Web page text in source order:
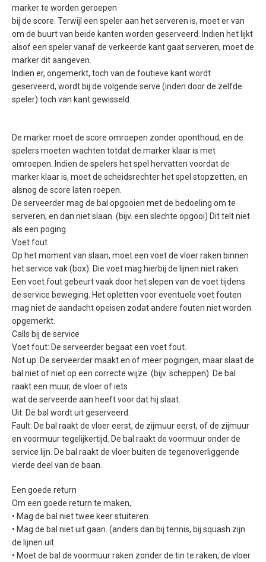
marker te worden geroepen
bij de score. Terwijl een speler aan het serveren is, moet er van
om de buurt van beide kanten worden geserveerd. Indien het lijkt
alsof een speler vanaf de verkeerde kant gaat serveren, moet de
marker dit aangeven.
Indien er, ongemerkt, toch van de foutieve kant wordt
geserveerd, wordt bij de volgende serve (inden door de zelfde
speler) toch van kant gewisseld.
De marker moet de score omroepen zonder oponthoud, en de
spelers moeten wachten totdat de marker klaar is met
omroepen. Indien de spelers het spel hervatten voordat de
marker klaar is, moet de scheidsrechter het spel stopzetten, en
alsnog de score laten roepen.
De serveerder mag de bal opgooien met de bedoeling om te
serveren, en dan niet slaan. (bijv. een slechte opgooi) Dit telt niet
als een poging.
Voet fout
Op het moment van slaan, moet een voet de vloer raken binnen
het service vak (box). Die voet mag hierbij de lijnen niet raken.
Een voet fout gebeurt vaak door het slepen van de voet tijdens
de service beweging. Het opletten voor eventuele voet fouten
mag niet de aandacht opeisen zodat andere fouten niet worden
opgemerkt.
Calls bij de service
Voet fout: De serveerder begaat een voet fout.
Not up: De serveerder maakt en of meer pogingen, maar slaat de
bal niet of niet op een correcte wijze. (bijv. scheppen). De bal
raakt een muur, de vloer of iets
wat de serveerde aan heeft voor dat hij slaat.
Uit: De bal wordt uit geserveerd.
Fault: De bal raakt de vloer eerst, de zijmuur eerst, of de zijmuur
en voormuur tegelijkertijd. De bal raakt de voormuur onder de
service lijn. De bal raakt de vloer buiten de tegenoverliggende
vierde deel van de baan.
Een goede return
Om een goede return te maken,:
• Mag de bal niet twee keer stuiteren.
• Mag de bal niet uit gaan. (anders dan bij tennis, bij squash zijn
de lijnen uit
• Moet de bal de voormuur raken zonder de tin te raken, de vloer